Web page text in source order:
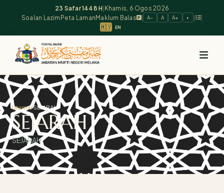
23 Safar 1448 H Khamis, 6 Ogos 2026
Soalan Lazim Peta LamanMaklum Balas | A− A A+ ◐ | |
🇲🇾 EN
Utama/SEJARAH
SEJARAH
SEJARAH